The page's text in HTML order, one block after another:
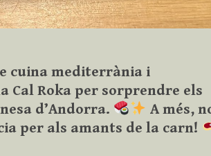
cuina mediterrània i
Cal Roka per sorprendre els
d’Andorra.
A més,
per als amants de la carn!